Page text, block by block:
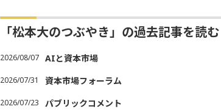
「松本大のつぶやき」の過去記事を読む
2026/08/07 AIと資本市場
2026/07/31 資本市場フォーラム
2026/07/23 パブリックコメント